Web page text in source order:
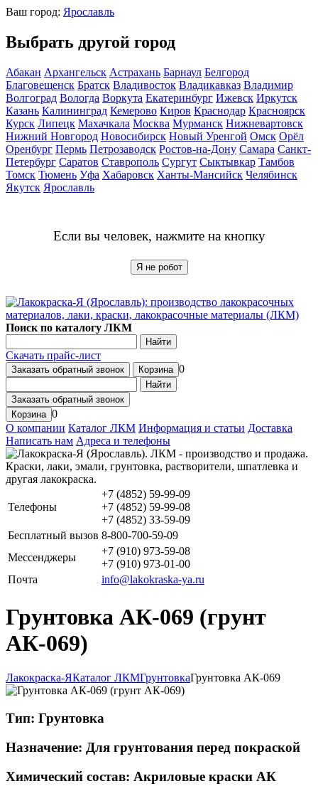
Ваш город: Ярославль
Выбрать другой город
Абакан Архангельск Астрахань Барнаул Белгород
Благовещенск Братск Владивосток Владикавказ Владимир
Волгоград Вологда Воркута Екатеринбург Ижевск Иркутск
Казань Калининград Кемерово Киров Краснодар Красноярск
Курск Липецк Махачкала Москва Мурманск Нижневартовск
Нижний Новгород Новосибирск Новый Уренгой Омск Орёл
Оренбург Пермь Петрозаводск Ростов-на-Дону Самара Санкт-
Петербург Саратов Ставрополь Сургут Сыктывкар Тамбов
Томск Тюмень Уфа Хабаровск Ханты-Мансийск Челябинск
Якутск Ярославль
Если вы человек, нажмите на кнопку
Я не робот
Поиск по каталогу ЛКМ
Найти
Скачать прайс-лист
Заказать обратный звонок Корзина 0
Найти
Заказать обратный звонок
Корзина 0
О компании Каталог ЛКМ Информация и статьи Доставка
Написать нам Адреса и телефоны
Телефоны
+7 (4852) 59-99-09
+7 (4852) 59-99-08
+7 (4852) 33-59-09
Бесплатный вызов 8-800-700-59-09
Мессенджеры
+7 (910) 973-59-08
+7 (910) 973-01-00
Почта
info@lakokraska-ya.ru
Грунтовка АК-069 (грунт
АК-069)
Лакокраска-ЯКаталог ЛКМГрунтовкаГрунтовка АК-069
Тип: Грунтовка
Назначение: Для грунтования перед покраской
Химический состав: Акриловые краски АК